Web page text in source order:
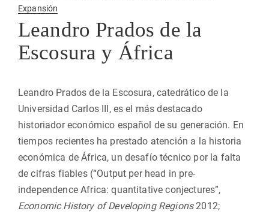
en
Expansión
Leandro Prados de la
Escosura y África
Leandro Prados de la Escosura, catedrático de la
Universidad Carlos III, es el más destacado
historiador económico español de su generación. En
tiempos recientes ha prestado atención a la historia
económica de África, un desafío técnico por la falta
de cifras fiables (“Output per head in pre-
independence Africa: quantitative conjectures”,
Economic History of Developing Regions2012;